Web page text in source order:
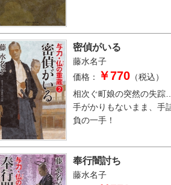
密偵がいる
藤水名子
価格：
￥770 （税込）
相次ぐ町娘の突然の失
手がかりもないまま、手
負の一手！
奉行闇討ち
藤水名子